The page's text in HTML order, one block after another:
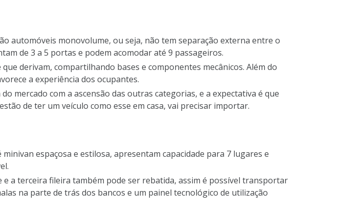
automóveis monovolume, ou seja, não tem separação externa entre o
de 3 a 5 portas e podem acomodar até 9 passageiros.
derivam, compartilhando bases e componentes mecânicos. Além do
a experiência dos ocupantes.
mercado com a ascensão das outras categorias, e a expectativa é que
de ter um veículo como esse em casa, vai precisar importar.
espaçosa e estilosa, apresentam capacidade para 7 lugares e
a terceira fileira também pode ser rebatida, assim é possível transportar
na parte de trás dos bancos e um painel tecnológico de utilização